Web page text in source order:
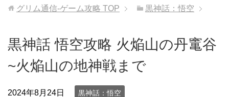
グリム通信-ゲーム攻略 TOP 黒神話：悟空
黒神話 悟空攻略 火焔山の丹竃谷
~火焔山の地神戦まで
2024年8月24日 黒神話：悟空